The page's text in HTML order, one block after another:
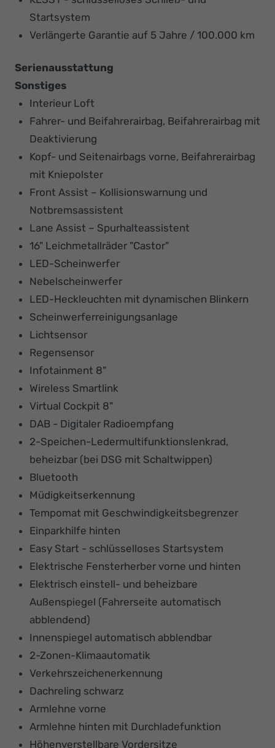
Startsystem
Verlängerte Garantie auf 5 Jahre / 100.000 km
Serienausstattung
Sonstiges
Interieur Loft
Fahrer- und Beifahrerairbag, Beifahrerairbag mit
Deaktivierung
Kopf- und Seitenairbags vorne, Beifahrerairbag
mit Kniepolster
Front Assist – Kollisionswarnung und
Notbremsassistent
Lane Assist – Spurhalteassistent
16" Leichmetallräder "Castor"
LED-Scheinwerfer
Nebelscheinwerfer
LED-Heckleuchten mit dynamischen Blinkern
Scheinwerferreinigungsanlage
Lichtsensor
Regensensor
Infotainment 8"
Wireless Smartlink
Virtual Cockpit 8"
DAB - Digitaler Radioempfang
2-Speichen-Ledermultifunktionslenkrad,
beheizbar (bei DSG mit Schaltwippen)
Bluetooth
Müdigkeitserkennung
Tempomat mit Geschwindigkeitsbegrenzer
Einparkhilfe hinten
Easy Start - schlüsselloses Startsystem
Elektrische Fensterherber vorne und hinten
Elektrisch einstell- und beheizbare
Außenspiegel (Fahrerseite automatisch
abblendend)
Innenspiegel automatisch abblendbar
2-Zonen-Klimaautomatik
Verkehrszeichenerkennung
Dachreling schwarz
Armlehne vorne
Armlehne hinten mit Durchladefunktion
Höhenverstellbare Vordersitze